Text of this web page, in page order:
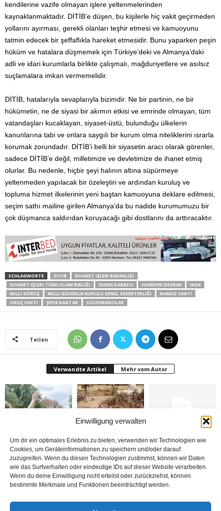
Einwilligung verwalten
Um dir ein optimales Erlebnis zu bieten, verwenden wir Technologien wie
Cookies, um Geräteinformationen zu speichern und/oder darauf
zuzugreifen. Wenn du diesen Technologien zustimmst, können wir Daten
wie das Surfverhalten oder eindeutige IDs auf dieser Website verarbeiten.
Wenn du deine Einwilligung nicht erteilst oder zurückziehst, können
bestimmte Merkmale und Funktionen beeinträchtigt werden.
kendilerine vazife olmayan işlere yeltenmelerinden
kaynaklanmaktadır. DİTİB’e düşen, bu kişilerle hiç vakit geçirmeden
yollarını ayırması, gerekli olanları teşhir etmesi ve kamuoyunu
tatmin edecek bir şeffaflıkla hareket etmesidir. Bunu yaparken peşin
hüküm ve hatalara düşmemek için Türkiye’deki ve Almanya’daki
adli ve idari kurumlarla birlikte çalışmalı, mağduriyetlere ve asılsız
suçlamalara imkan vermemelidir.
DİTİB, hatalarıyla sevaplarıyla bizimdir. Ne bir partinin, ne bir
hükümetin, ne de siyasi bir akımın etkisi ve emrinde olmayan, tüm
vatandaşları kucaklayan, siyaset-üstü, bulunduğu ülkelerin
kanunlarına tabi ve onlara saygılı bir kurum olma niteliklerini ısrarla
korumak zorundadır. DİTİB’i belli bir siyasetin aracı olarak görenler,
sadece DİTİB’e değil, milletimize ve devletimize de ihanet etmiş
olurlar. Bu nedenle, hiçbir şeyi halının altına süpürmeye
yeltenmeden yapılacak bir özeleştiri ve ardından kuruluş ve
topluma hizmet ilkelerinin yeni baştan kamuoyuna deklare edilmesi,
seçim sathı mailine girilen Almanya’da bu nadide kurumumuzu bir
çok düşmanca saldırıdan koruyacağı gibi dostlarını da arttıracaktır.
SCHLAGWORTE DITIB
DIYANET IŞLERI BAKANLIĞI
DIYANET IŞLERI TÜRK ISLAM BIRLIĞI
EVREN DARBESI HUMEYNI DEVRIM
IRAN
MILLI GÖRÜŞ
MILLI GÜVENLIK KURULU GENEL SEKRETERLIĞI
NAMAZ VAKTI
ORUÇ VAKTI
ŞEFIK KANTAR SÜLEYMANCILAR
Teilen
Verwandte Artikel Mehr vom Autor
Brandmauer adé: Die
AfD und das Versagen
der Mitte
Nerde o eski izinler ?
Almanya krizden
çıkabilecek mi?